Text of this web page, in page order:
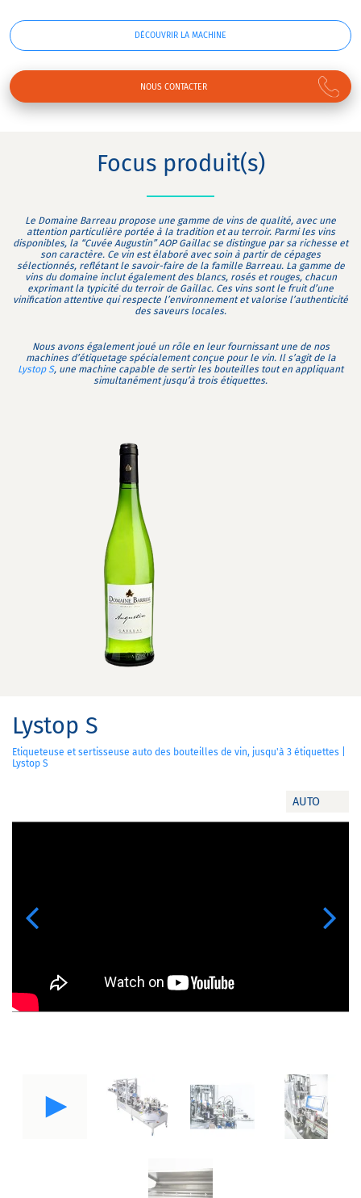
DÉCOUVRIR LA MACHINE
NOUS CONTACTER
Focus produit(s)
Le Domaine Barreau propose une gamme de vins de qualité, avec une
attention particulière portée à la tradition et au terroir. Parmi les vins
disponibles, la “Cuvée Augustin” AOP Gaillac se distingue par sa richesse et
son caractère. Ce vin est élaboré avec soin à partir de cépages
sélectionnés, reflétant le savoir-faire de la famille Barreau. La gamme de
vins du domaine inclut également des blancs, rosés et rouges, chacun
exprimant la typicité du terroir de Gaillac. Ces vins sont le fruit d’une
vinification attentive qui respecte l’environnement et valorise l’authenticité
des saveurs locales.
Nous avons également joué un rôle en leur fournissant une de nos
machines d’étiquetage spécialement conçue pour le vin. Il s’agit de la
Lystop S, une machine capable de sertir les bouteilles tout en appliquant
simultanément jusqu’à trois étiquettes.
AUTO
Previous Next
Lystop S
Etiqueteuse et sertisseuse auto des bouteilles de vin, jusqu'à 3 étiquettes |
Lystop S